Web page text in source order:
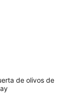
de olivos de